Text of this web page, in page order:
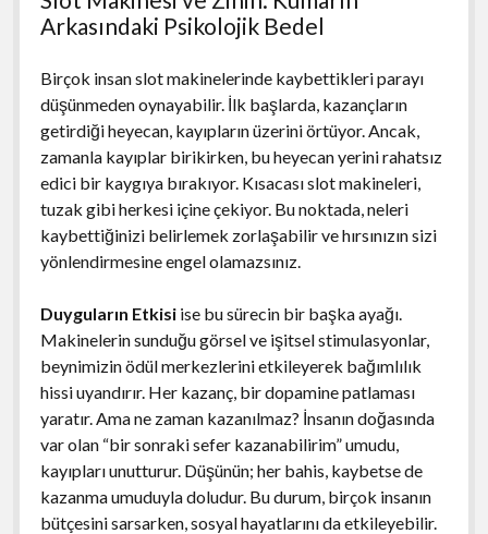
Arkasındaki Psikolojik Bedel
Birçok insan slot makinelerinde kaybettikleri parayı
düşünmeden oynayabilir. İlk başlarda, kazançların
getirdiği heyecan, kayıpların üzerini örtüyor. Ancak,
zamanla kayıplar birikirken, bu heyecan yerini rahatsız
edici bir kaygıya bırakıyor. Kısacası slot makineleri,
tuzak gibi herkesi içine çekiyor. Bu noktada, neleri
kaybettiğinizi belirlemek zorlaşabilir ve hırsınızın sizi
yönlendirmesine engel olamazsınız.
Duyguların Etkisiise bu sürecin bir başka ayağı.
Makinelerin sunduğu görsel ve işitsel stimulasyonlar,
beynimizin ödül merkezlerini etkileyerek bağımlılık
hissi uyandırır. Her kazanç, bir dopamine patlaması
yaratır. Ama ne zaman kazanılmaz? İnsanın doğasında
var olan “bir sonraki sefer kazanabilirim” umudu,
kayıpları unutturur. Düşünün; her bahis, kaybetse de
kazanma umuduyla doludur. Bu durum, birçok insanın
bütçesini sarsarken, sosyal hayatlarını da etkileyebilir.